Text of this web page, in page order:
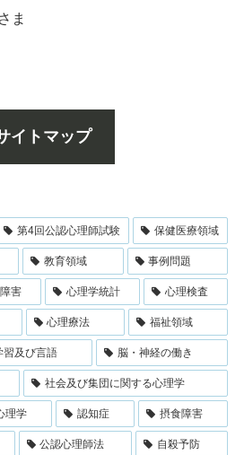
ま
イトマップ
第4回公認心理師試験 保健医療領域
教育領域 事例問題
害 心理学統計 心理検査
心理療法 福祉領域
習及び言語 脳・神経の働き
社会及び集団に関する心理学
理学 認知症 摂食障害
公認心理師法 自殺予防